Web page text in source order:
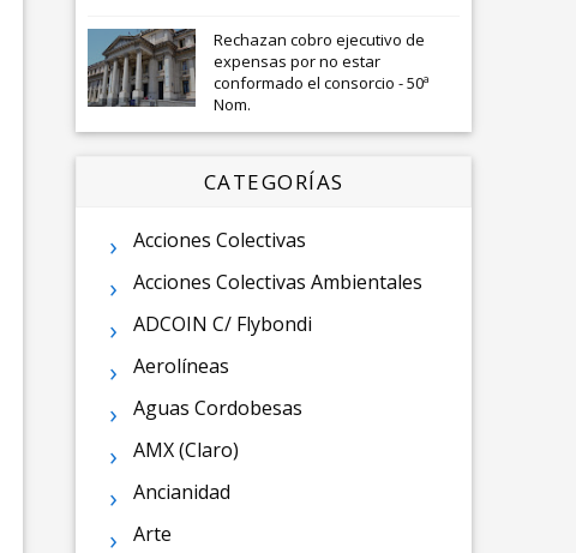
Rechazan cobro ejecutivo de
expensas por no estar
conformado el consorcio - 50ª
Nom.
CATEGORÍAS
Acciones Colectivas
Acciones Colectivas Ambientales
ADCOIN C/ Flybondi
Aerolíneas
Aguas Cordobesas
AMX (Claro)
Ancianidad
Arte